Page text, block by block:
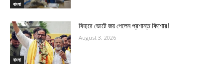
বাংলা
বাংলা
বিহারে ভোটে জয় পেলেন প্রশান্ত কিশোর!
August 3, 2026